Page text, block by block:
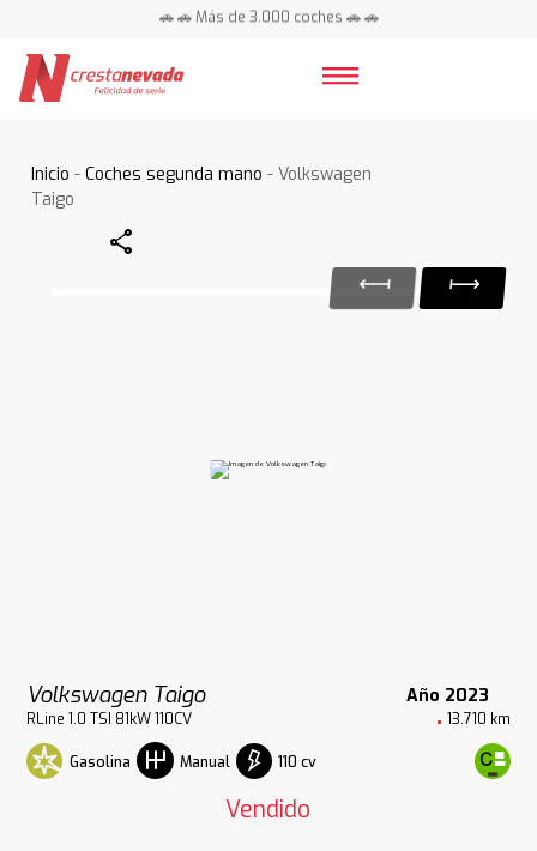
🚗 🚗 Más de 3.000 coches 🚗 🚗
Inicio -Coches segunda mano - Volkswagen
Taigo
Share
Volkswagen Taigo Año 2023
RLine 1.0 TSI 81kW 110CV 13.710 km
Gasolina Manual 110 cv
Vendido